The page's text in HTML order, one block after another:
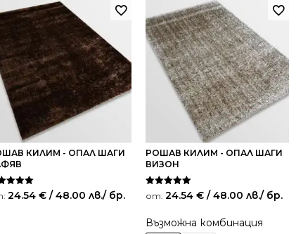
КИЛИМ - ОПАЛ ШАГИ
на
24.54 € / 48.00 лв./ бр.
РОШАВ КИЛИМ - ОПАЛ ШАГИ
ВИЗОН
Оценено на
5.00
от: 24.54 € / 48.00 лв./ бр.
Възможна комбинация